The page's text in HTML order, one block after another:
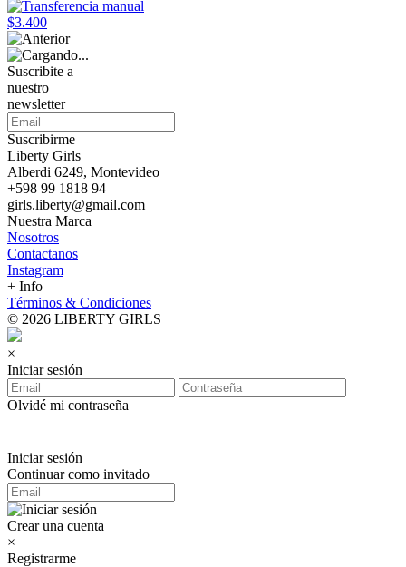
$3.400
Suscribite a
nuestro
newsletter
Suscribirme
Liberty Girls
Alberdi 6249, Montevideo
+598 99 1818 94
girls.liberty@gmail.com
Nuestra Marca
Nosotros
Contactanos
Instagram
+ Info
Términos & Condiciones
© 2026 LIBERTY GIRLS
×
Iniciar sesión
Olvidé mi contraseña
Iniciar sesión
Continuar como invitado
Crear una cuenta
×
Registrarme